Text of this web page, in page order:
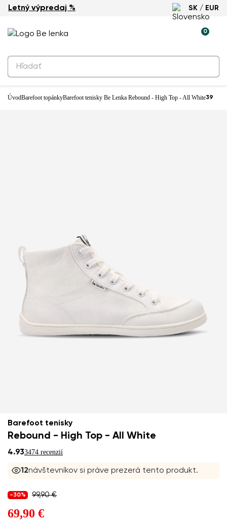
Letný výpredaj % SK / EUR
0
ÚvodBarefoot topánkyBarefoot tenisky Be Lenka Rebound - High Top - All White39
-30%
Barefoot tenisky
Rebound - High Top - All White
4.933474 recenzií
12návštevníkov si práve prezerá tento produkt.
-30% 99,90 €
69,90 €
Barefoot tenisky Be Lenka Rebound